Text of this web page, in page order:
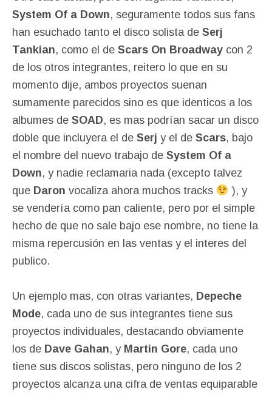
System Of a Down, seguramente todos sus fans
han esuchado tanto el disco solista de Serj
Tankian, como el de Scars On Broadway con 2
de los otros integrantes, reitero lo que en su
momento dije, ambos proyectos suenan
sumamente parecidos sino es que identicos a los
albumes de SOAD, es mas podrían sacar un disco
doble que incluyera el de Serj y el de Scars, bajo
el nombre del nuevo trabajo de System Of a
Down, y nadie reclamaria nada (excepto talvez
que Daron vocaliza ahora muchos tracks
), y
se vendería como pan caliente, pero por el simple
hecho de que no sale bajo ese nombre, no tiene la
misma repercusión en las ventas y el interes del
publico.
Un ejemplo mas, con otras variantes, Depeche
Mode, cada uno de sus integrantes tiene sus
proyectos individuales, destacando obviamente
los de Dave Gahan, y Martin Gore, cada uno
tiene sus discos solistas, pero ninguno de los 2
proyectos alcanza una cifra de ventas equiparable